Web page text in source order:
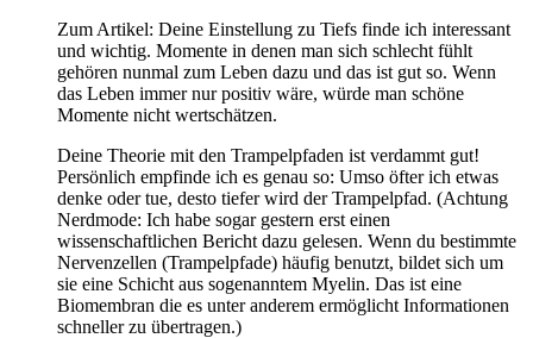
Zum Artikel: Deine Einstellung zu Tiefs finde ich interessant
und wichtig. Momente in denen man sich schlecht fühlt
gehören nunmal zum Leben dazu und das ist gut so. Wenn
das Leben immer nur positiv wäre, würde man schöne
Momente nicht wertschätzen.
Deine Theorie mit den Trampelpfaden ist verdammt gut!
Persönlich empfinde ich es genau so: Umso öfter ich etwas
denke oder tue, desto tiefer wird der Trampelpfad. (Achtung
Nerdmode: Ich habe sogar gestern erst einen
wissenschaftlichen Bericht dazu gelesen. Wenn du bestimmte
Nervenzellen (Trampelpfade) häufig benutzt, bildet sich um
sie eine Schicht aus sogenanntem Myelin. Das ist eine
Biomembran die es unter anderem ermöglicht Informationen
schneller zu übertragen.)